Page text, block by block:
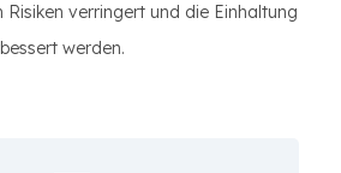
Risiken verringert und die Einhaltung
werden.